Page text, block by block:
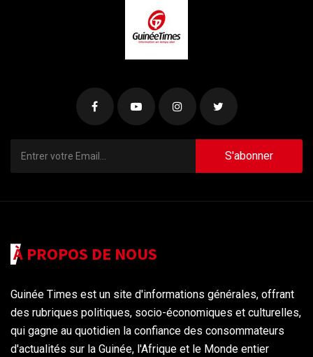
S'abonner
À PROPOS DE NOUS
Guinée Times est un site d'informations générales, offrant
des rubriques politiques, socio-économiques et culturelles,
qui gagne au quotidien la confiance des consommateurs
d'actualités sur la Guinée, l'Afrique et le Monde entier